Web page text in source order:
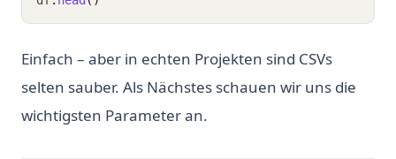
Einfach – aber in echten Projekten sind CSVs
selten sauber. Als Nächstes schauen wir uns die
wichtigsten Parameter an.